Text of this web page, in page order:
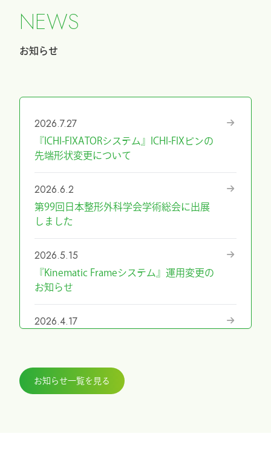
NEWS
お知らせ
2026.7.27
『ICHI-FIXATORシステム』ICHI-FIXピンの
先端形状変更について
2026.6.2
第99回日本整形外科学会学術総会に出展
しました
2026.5.15
『Kinematic Frameシステム』運用変更の
お知らせ
2026.4.17
2026.3.27
お知らせ一覧を見る